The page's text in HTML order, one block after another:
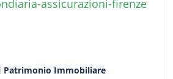
Patrimonio Immobiliare